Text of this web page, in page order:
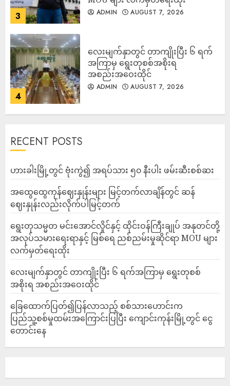
3 ADMIN AUGUST 7, 2026
4
လေးမျက်နှာတွင် တာကျိုးပြီး ၆ ရက်
အကြာမှ ရွေးတုစစ်အစိုးရ
အစည်းအဝေးထိုင်
ADMIN AUGUST 7, 2026
RECENT POSTS
ဟားခါးမြို့တွင် ဗုံးကွဲ၍ အရပ်သား ၅၀ နီးပါး ဖမ်းဆီးစစ်ဆး
အထွေထွေကုန်ဈေးနှုန်းများ မြင့်တက်လာချိန်တွင် ဆန်
ဈေးနှုန်းလည်းလိုက်ပါမြင့်တက်
ရွေးတုသမ္မတ မင်းအောင်လှိုင်နှင့် ထိုင်းဝန်ကြီးချုပ် အနုတင်တို့
အလုပ်သမားရေးရာနှင့် မြစ်ရေ ညစ်ညမ်းမှုဆိုင်ရာ MOU များ
လက်မှတ်ရေးထိုး
လေးမျက်နှာတွင် တာကျိုးပြီး ၆ ရက်အကြာမှ ရွေးတုစစ်
အစိုးရ အစည်းအဝေးထိုင်
ခြေထောက်ပြတ်၍ပြန်လာသည့် စစ်သားဟောင်းက
ပြည်သူ့စစ်မှုထမ်းအကြောင်းပြပြီး ကျောင်းကုန်းမြို့တွင် ငွေ
တောင်းနေ